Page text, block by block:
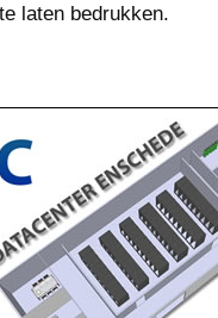
laten bedrukken.